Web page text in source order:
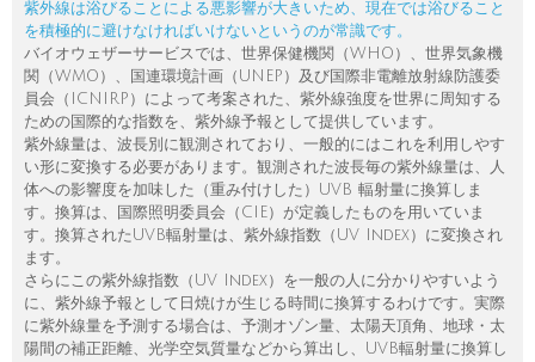
紫外線は浴びることによる悪影響が大きいため、現在では浴びること
を積極的に避けなければいけないというのが常識です。
バイオウェザーサービスでは、世界保健機関（WHO）、世界気象機
関（WMO）、国連環境計画（UNEP）及び国際非電離放射線防護委
員会（ICNIRP）によって考案された、紫外線強度を世界に周知する
ための国際的な指数を、紫外線予報として提供しています。
紫外線量は、波長別に観測されており、一般的にはこれを利用しやす
い形に変換する必要があります。観測された波長毎の紫外線量は、人
体への影響度を加味した（重み付けした）UVB 輻射量に換算しま
す。換算は、国際照明委員会（CIE）が定義したものを用いていま
す。換算されたUVB輻射量は、紫外線指数（UV Index）に変換され
ます。
さらにこの紫外線指数（UV Index）を一般の人に分かりやすいよう
に、紫外線予報として日焼けが生じる時間に換算するわけです。実際
に紫外線量を予測する場合は、予測オゾン量、太陽天頂角、地球・太
陽間の補正距離、光学空気質量などから算出し、UVB輻射量に換算し